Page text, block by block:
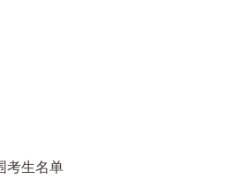
考生名单